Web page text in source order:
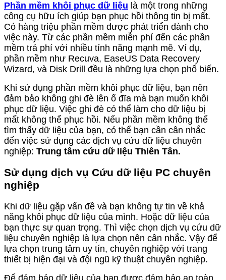
Phần mềm khôi phục dữ liệu là một trong những
công cụ hữu ích giúp bạn phục hồi thông tin bị mất.
Có hàng triệu phần mềm được phát triển dành cho
việc này. Từ các phần mềm miễn phí đến các phần
mềm trả phí với nhiều tính năng mạnh mẽ. Ví dụ,
phần mềm như Recuva, EaseUS Data Recovery
Wizard, và Disk Drill đều là những lựa chọn phổ biến.
Khi sử dụng phần mềm khôi phục dữ liệu, bạn nên
đảm bảo không ghi đè lên ổ đĩa mà bạn muốn khôi
phục dữ liệu. Việc ghi đè có thể làm cho dữ liệu bị
mất không thể phục hồi. Nếu phần mềm không thể
tìm thấy dữ liệu của bạn, có thể bạn cần cân nhắc
đến việc sử dụng các dịch vụ cứu dữ liệu chuyên
nghiệp: Trung tâm cứu dữ liệu Thiên Tân.
Sử dụng dịch vụ Cứu dữ liệu PC chuyên
nghiệp
Khi dữ liệu gặp vấn đề và bạn không tự tin về khả
năng khôi phục dữ liệu của mình. Hoặc dữ liệu của
bạn thực sự quan trọng. Thì việc chọn dịch vụ cứu dữ
liệu chuyên nghiệp là lựa chọn nên cân nhắc. Vậy để
lựa chọn trung tâm uy tín, chuyên nghiệp với trang
thiết bị hiện đại và đội ngũ kỹ thuật chuyên nghiệp.
Để đảm bảo dữ liệu của bạn được đảm bảo an toàn